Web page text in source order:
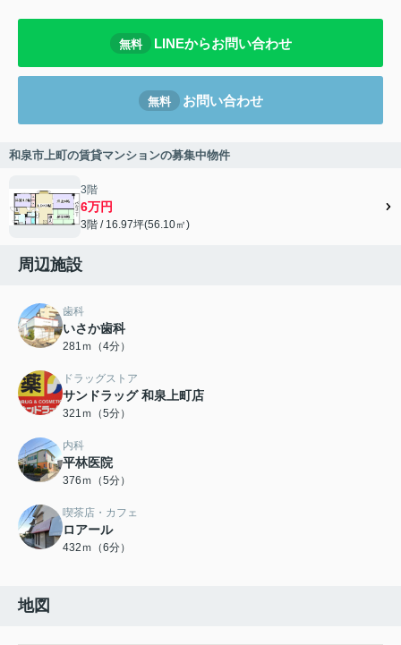
無料 LINEからお問い合わせ
無料 お問い合わせ
和泉市上町の賃貸マンションの募集中物件
3階
6万円
3階 / 16.97坪(56.10㎡)
周辺施設
歯科
いさか歯科
281ｍ（4分）
ドラッグストア
サンドラッグ 和泉上町店
321ｍ（5分）
内科
平林医院
376ｍ（5分）
喫茶店・カフェ
ロアール
432ｍ（6分）
地図